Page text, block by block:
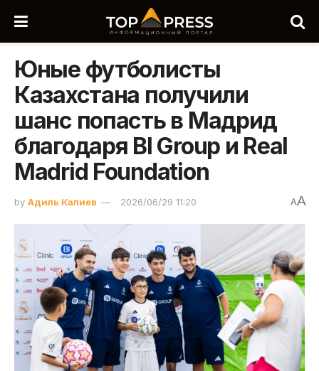
Юные футболисты
Казахстана получили
шанс попасть в Мадрид
благодаря BI Group и Real
Madrid Foundation
by Адиль Калиев 2026/06/29 11:20 AA